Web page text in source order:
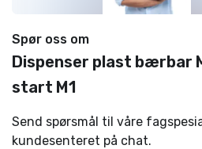
Spør oss om
Dispenser plast bærbar
start M1
Send spørsmål til våre
kundesenteret på chat.